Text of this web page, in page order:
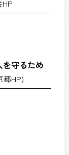
HP
を守るため
都HP)